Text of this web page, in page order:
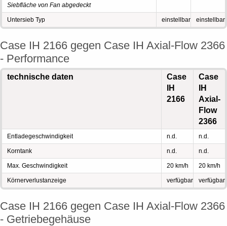
Siebfläche von Fan abgedeckt
Untersieb Typ einstellbar einstellbar
Case IH 2166 gegen Case IH Axial-Flow 2366
- Performance
technische daten
Case
IH
2166
Case
IH
Axial-
Flow
2366
Entladegeschwindigkeit n.d. n.d.
Korntank n.d. n.d.
Max. Geschwindigkeit 20 km/h 20 km/h
Körnerverlustanzeige verfügbar verfügbar
Case IH 2166 gegen Case IH Axial-Flow 2366
- Getriebegehäuse